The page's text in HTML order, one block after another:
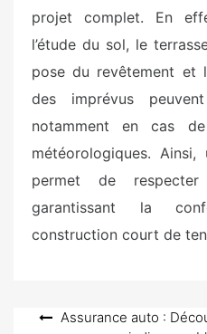
projet complet. En
l’étude du sol, le
pose du revêtement et
des imprévus
notamment en cas
météorologiques.
permet de
garantissant la
construction court de
Navigation
Assurance auto :